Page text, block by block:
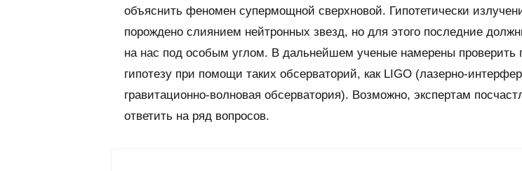
объяснить феномен супермощной сверхновой. Гипотетически
порождено слиянием нейтронных звезд, но для этого последние
на нас под особым углом. В дальнейшем ученые намерены проверить
гипотезу при помощи таких обсерваторий, как LIGO (лазерно-
гравитационно-волновая обсерватория). Возможно, экспертам
ответить на ряд вопросов.